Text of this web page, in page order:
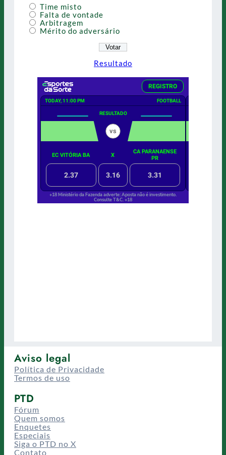
Time misto
Falta de vontade
Arbitragem
Mérito do adversário
Resultado
Aviso legal
Política de Privacidade
Termos de uso
PTD
Fórum
Quem somos
Enquetes
Especiais
Siga o PTD no X
Contato